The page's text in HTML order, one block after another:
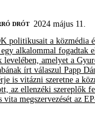
DRÓT
2024 május 11.
politikusait a közmédia
alkalommal fogadtak
levelében, amelyet a
írt válaszul Papp
is vitázni szeretne a
az ellenzéki szereplők
megszervezését az